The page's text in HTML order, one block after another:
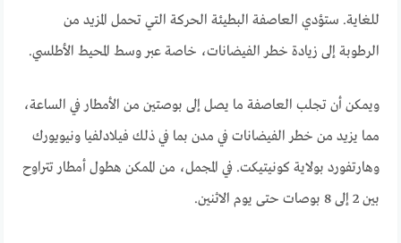
للغاية. ستؤدي العاصفة البطيئة الحركة التي تحمل المزيد من
الرطوبة إلى زيادة خطر الفيضانات، خاصة عبر وسط المحيط الأطلسي.
ويمكن أن تجلب العاصفة ما يصل إلى بوصتين من الأمطار في الساعة،
مما يزيد من خطر الفيضانات في مدن بما في ذلك فيلادلفيا ونيويورك
وهارتفورد بولاية كونيتيكت. في المجمل، من الممكن هطول أمطار تتراوح
بين 2 إلى 8 بوصات حتى يوم الاثنين.